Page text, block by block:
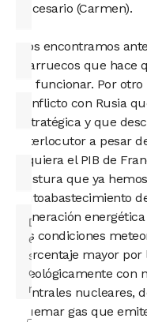
necesario (Carmen).
Nos encontramos
Marruecos que hace
de funcionar. Por
conflicto con Rusia
estratégica y que
interlocutor a pesar
siquiera el PIB de
postura que ya
autoabastecimiento
generación
las condiciones
porcentaje mayor
ideológicamente
centrales nucleares,
quemar gas que